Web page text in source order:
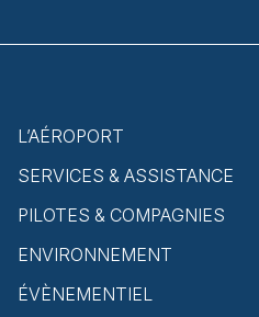
L’AÉROPORT
SERVICES & ASSISTANCE
PILOTES & COMPAGNIES
ENVIRONNEMENT
ÉVÈNEMENTIEL